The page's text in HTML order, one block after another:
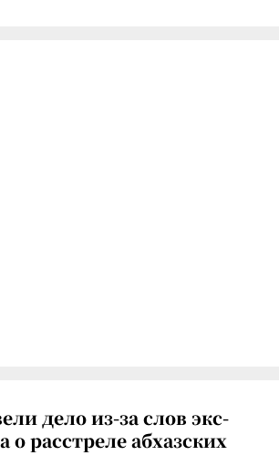
дело из-за слов экс-
о расстреле абхазских